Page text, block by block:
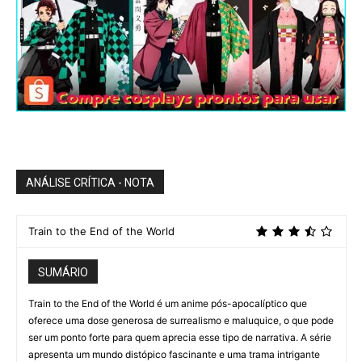
ANÁLISE CRÍTICA - NOTA
Train to the End of the World
SUMÁRIO
Train to the End of the World é um anime pós-apocalíptico que
oferece uma dose generosa de surrealismo e maluquice, o que pode
ser um ponto forte para quem aprecia esse tipo de narrativa. A série
apresenta um mundo distópico fascinante e uma trama intrigante